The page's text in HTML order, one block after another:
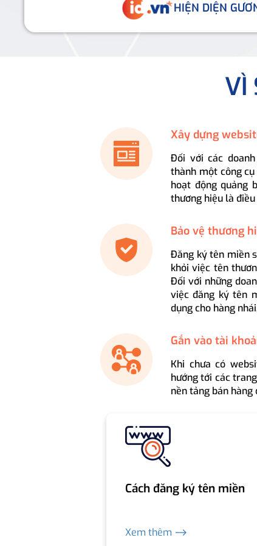
HIỆN DIỆN
VÌ
Xây dựng
Đối với các
thành một công
hoạt động quảng
thương hiệu là
Bảo vệ thương
Đăng ký tên miền
khỏi việc tên
Đối với những
việc đăng ký tên
dụng cho hàng
Gắn vào tài
Khi chưa có
hướng tới các
nền tảng bán hàng
Cách đăng ký tên miền
Xem thêm ⟶